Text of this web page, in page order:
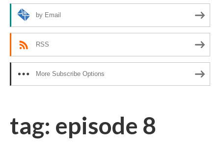
by Email
RSS
More Subscribe Options
tag: episode 8